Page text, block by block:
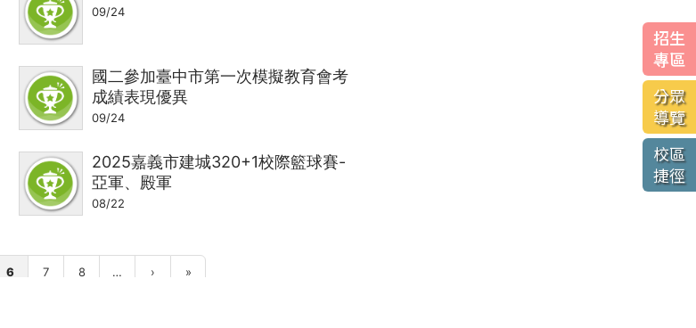
09/24
國二參加臺中市第一次模擬教育會考
成績表現優異
09/24
2025嘉義市建城320+1校際籃球賽-
亞軍、殿軍
08/22
6 7 8 … › »
分眾
導覽
校區
捷徑
招生
專區